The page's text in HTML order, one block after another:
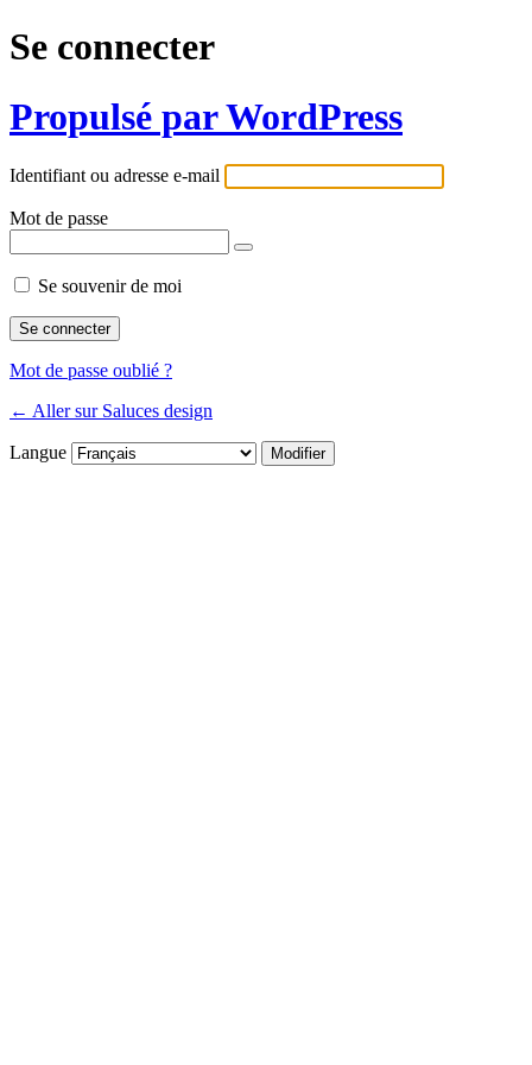
Se connecter
Propulsé par WordPress
Identifiant ou adresse e-mail
Mot de passe
Se souvenir de moi
Mot de passe oublié ?
← Aller sur Saluces design
Langue